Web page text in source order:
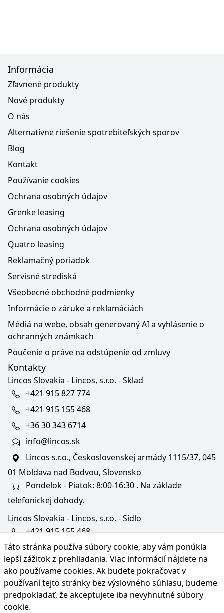
Táto stránka používa súbory cookie, aby vám ponúkla
lepší zážitok z prehliadania. Viac informácií nájdete na
ako používame cookies. Ak budete pokračovať v
používaní tejto stránky bez výslovného súhlasu, budeme
predpokladať, že akceptujete iba nevyhnutné súbory
cookie.
Informácia
Zľavnené produkty
Nové produkty
O nás
Alternatívne riešenie spotrebiteľských sporov
Blog
Kontakt
Používanie cookies
Ochrana osobných údajov
Grenke leasing
Ochrana osobných údajov
Quatro leasing
Reklamačný poriadok
Servisné strediská
Všeobecné obchodné podmienky
Informácie o záruke a reklamáciách
Médiá na webe, obsah generovaný AI a vyhlásenie o
ochranných známkach
Poučenie o práve na odstúpenie od zmluvy
Kontakty
Lincos Slovakia - Lincos, s.r.o. - Sklad
+421 915 827 774
+421 915 155 468
+36 30 343 6714
info@lincos.sk
Lincos s.r.o., Československej armády 1115/37, 045
01 Moldava nad Bodvou, Slovensko
Pondelok - Piatok: 8:00-16:30 . Na základe
telefonickej dohody.
Lincos Slovakia - Lincos, s.r.o. - Sídlo
+421 915 155 468
+36/30 343 6714
bratislava@lincos.sk
Lincos s.r.o., Rustaveliho 4, 831 06 Bratislava - m. č.
Rača, Slovensko
Iba sídlo firmy